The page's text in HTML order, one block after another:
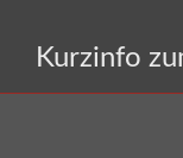
Kurzinfo